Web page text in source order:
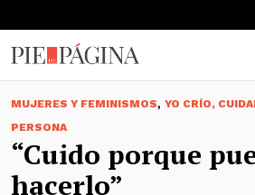
MUJERES Y FEMINISMOS, YO CRÍO,
PERSONA
“Cuido porque
hacerlo”